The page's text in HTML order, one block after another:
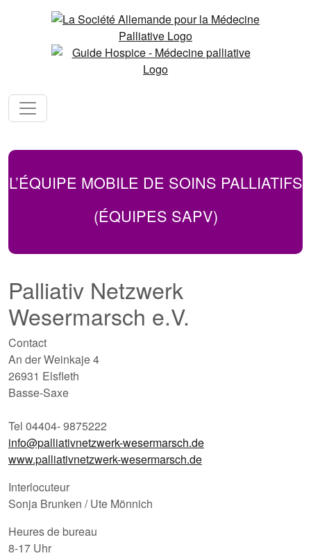
L’ÉQUIPE MOBILE DE SOINS PALLIATIFS
(ÉQUIPES SAPV)
Palliativ Netzwerk
Wesermarsch e.V.
Contact
An der Weinkaje 4
26931 Elsfleth
Basse-Saxe
Tel 04404- 9875222
info@palliativnetzwerk-wesermarsch.de
www.palliativnetzwerk-wesermarsch.de
Interlocuteur
Sonja Brunken / Ute Mönnich
Heures de bureau
8-17 Uhr